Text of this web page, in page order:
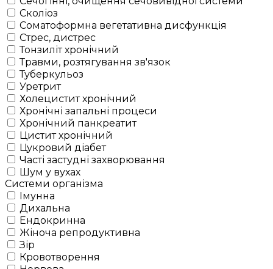
Сколіоз
Соматоформна вегетативна дисфункція
Стрес, дистрес
Тонзиліт хронічний
Травми, розтягування зв'язок
Туберкульоз
Уретрит
Холецистит хронічний
Хронічні запальні процеси
Хронічний панкреатит
Цистит хронічний
Цукровий діабет
Часті застудні захворювання
Шум у вухах
Системи організма
Імунна
Дихальна
Ендокринна
Жіноча репродуктивна
Зір
Кровотворення